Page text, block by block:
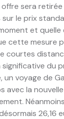
sera
le prix
et quelle
cette mesure
courtes
du
un voyage de
avec la
26,16